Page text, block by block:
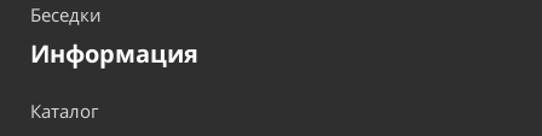
Беседки
Информация
Каталог